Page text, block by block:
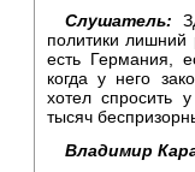
Слушатель:
политики лишний
есть Германия,
когда у него
хотел спросить
тысяч
Владимир